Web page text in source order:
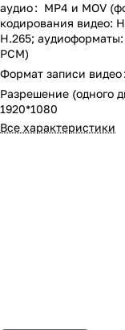
аудио: MP4 и MOV
кодирования видео:
H.265; аудиоформаты:
PCM)
Формат записи видео:
Разрешение (одного
1920*1080
Все характеристики